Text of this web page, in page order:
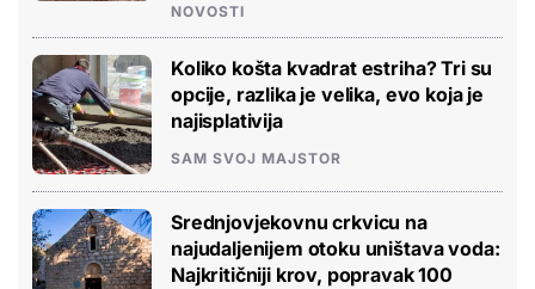
NOVOSTI
Koliko košta kvadrat estriha? Tri su
opcije, razlika je velika, evo koja je
najisplativija
SAM SVOJ MAJSTOR
Srednjovjekovnu crkvicu na
najudaljenijem otoku uništava voda:
Najkritičniji krov, popravak 100